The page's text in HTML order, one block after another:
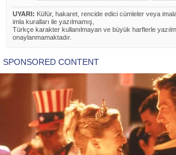
UYARI: Küfür, hakaret, rencide edici cümleler veya
imla kuralları ile yazılmamış,
Türkçe karakter kullanılmayan ve büyük harflerle
onaylanmamaktadır.